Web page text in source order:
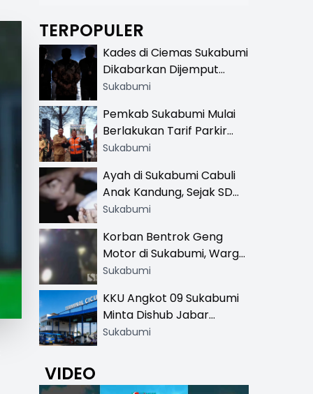
TERPOPULER
Kades di Ciemas Sukabumi
Dikabarkan Dijemput
Satnarkoba, Polisi
Sukabumi
Pemkab Sukabumi Mulai
Berlakukan Tarif Parkir
Resmi di 13 Lokasi Wisata,
Khusus
Sukabumi
Ayah di Sukabumi Cabuli
Anak Kandung, Sejak SD
Hingga SMA
Sukabumi
Korban Bentrok Geng
Motor di Sukabumi, Warga
dan Sopir Tangki
Sukabumi
KKU Angkot 09 Sukabumi
Minta Dishub Jabar
Tertibkan Trayek Ciawi-
Sukabumi
VIDEO